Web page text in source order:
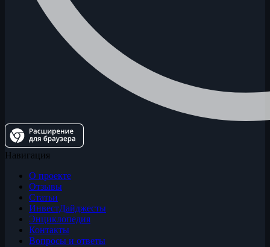
Навигация
О проекте
Отзывы
Статьи
ИнвестДайджесты
Энциклопедия
Контакты
Вопросы и ответы